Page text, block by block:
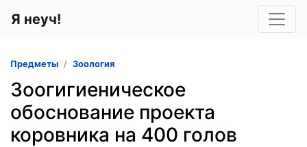
Я неуч!
Предметы Зоология
Зоогигиеническое
обоснование проекта
коровника на 400 голов